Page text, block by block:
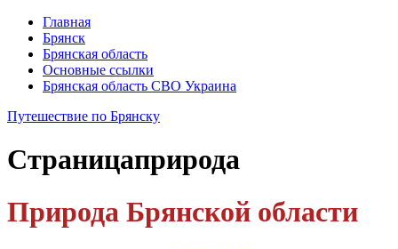
Главная
Брянск
Брянская область
Основные ссылки
Брянская область СВО Украина
Путешествие по Брянску
Страницаприрода
Природа Брянской области